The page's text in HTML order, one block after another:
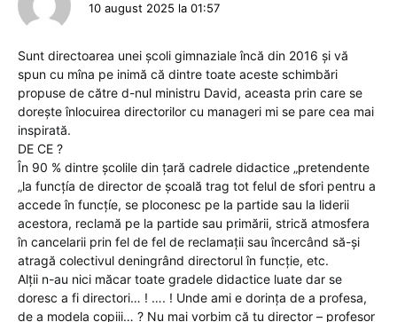
10 august 2025 la 01:57
Sunt directoarea unei școli gimnaziale încă din 2016 și vă
spun cu mîna pe inimă că dintre toate aceste schimbări
propuse de către d-nul ministru David, aceasta prin care se
dorește înlocuirea directorilor cu manageri mi se pare cea mai
inspirată.
DE CE ?
În 90 % dintre școlile din țară cadrele didactice „pretendente
„la funcțía de director de școală trag tot felul de sfori pentru a
accede în funcțíe, se ploconesc pe la partide sau la liderii
acestora, reclamă pe la partide sau primării, strică atmosfera
în cancelarii prin fel de fel de reclamații sau încercând să-și
atragă colectivul deningrând directorul în funcție, etc.
Alții n-au nici măcar toate gradele didactice luate dar se
doresc a fi directori… ! …. ! Unde ami e dorința de a profesa,
de a modela copiii… ? Nu mai vorbim că tu director – profesor